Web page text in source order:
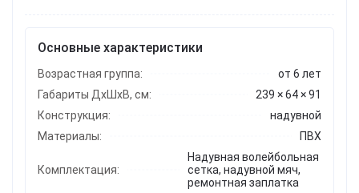
Основные характеристики
Возрастная группа:
от 6 лет
Габариты ДхШхВ, см:
239 × 64 × 91
Конструкция:
надувной
Материалы:
ПВХ
Комплектация:
Надувная волейбольная
сетка, надувной мяч,
ремонтная заплатка